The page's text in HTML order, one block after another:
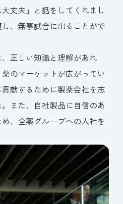
丈夫」と話をしてくれまし
、無事試合に出ることがで
正しい知識と理解があれ
のマーケットが広がってい
献するために製薬会社を志
また、自社製品に自信のあ
、全薬グループへの入社を